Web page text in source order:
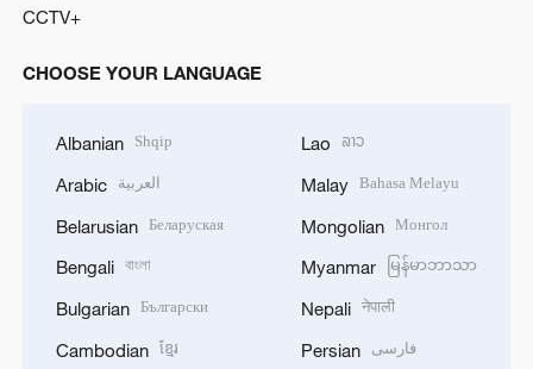
CCTV+
CHOOSE YOUR LANGUAGE
Albanian Shqip
Arabic العربية
Belarusian Беларуская
Bengali বাংলা
Bulgarian Български
Cambodian ខ្មែរ
Lao ລາວ
Malay Bahasa Melayu
Mongolian Монгол
Myanmar မြန်မာဘာသာ
Nepali नेपाली
Persian فارسی